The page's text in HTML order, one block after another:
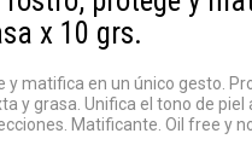
x 10 grs.
y matifica en un único gesto.
y grasa. Unifica el tono de
Matificante. Oil free y